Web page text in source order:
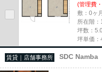
(管理費
敷：0ヶ
所在階
坪数：
坪単価：
賃貸｜店舗事務所 SDC Namba